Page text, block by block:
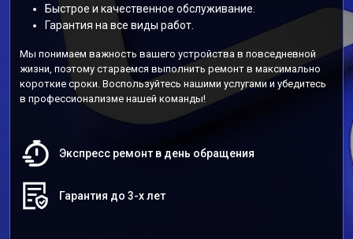
Быстрое и качественное обслуживание.
Гарантия на все виды работ.
Мы понимаем важность вашего устройства в повседневной
жизни, поэтому стараемся выполнить ремонт в максимально
короткие сроки. Воспользуйтесь нашими услугами и убедитесь
в профессионализме нашей команды!
Экспресс ремонт в день обращения
Гарантия до 3-х лет